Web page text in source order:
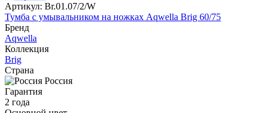
Артикул: Br.01.07/2/W
Тумба с умывальником на ножках Aqwella Brig 60/75
Бренд
Aqwella
Коллекция
Brig
Страна
Россия
Гарантия
2 года